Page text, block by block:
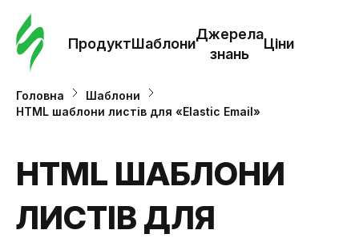
ПродуктШаблони
Джерела
знань
Ціни
Головна
Шаблони
HTML шаблони листів для «Elastic Email»
HTML ШАБЛОНИ
ЛИСТІВ ДЛЯ